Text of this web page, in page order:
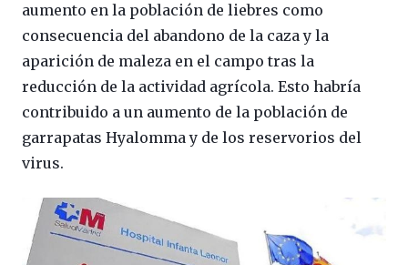
aumento en la población de liebres como
consecuencia del abandono de la caza y la
aparición de maleza en el campo tras la
reducción de la actividad agrícola. Esto habría
contribuido a un aumento de la población de
garrapatas Hyalomma y de los reservorios del
virus.